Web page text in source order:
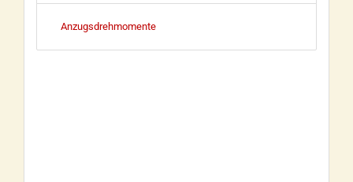
Anzugsdrehmomente